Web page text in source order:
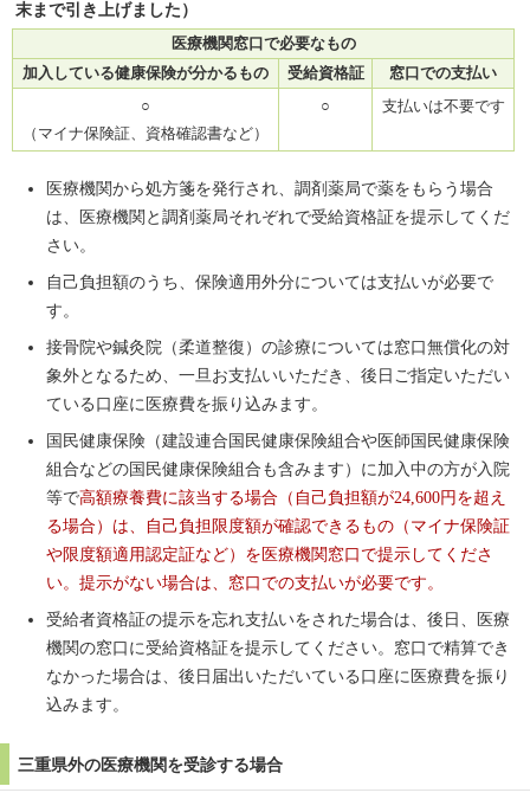
末まで引き上げました）
医療機関窓口で必要なもの
加入している健康保険が分かるもの
受給資格証
窓口での支払い
○
（マイナ保険証、資格確認書など）
○ 支払いは不要です
医療機関から処方箋を発行され、調剤薬局で薬をもらう場合
は、医療機関と調剤薬局それぞれで受給資格証を提示してくだ
さい。
自己負担額のうち、保険適用外分については支払いが必要で
す。
接骨院や鍼灸院（柔道整復）の診療については窓口無償化の対
象外となるため、一旦お支払いいただき、後日ご指定いただい
ている口座に医療費を振り込みます。
国民健康保険（建設連合国民健康保険組合や医師国民健康保険
組合などの国民健康保険組合も含みます）に加入中の方が入院
等で高額療養費に該当する場合（自己負担額が24,600円を超え
る場合）は、自己負担限度額が確認できるもの（マイナ保険証
や限度額適用認定証など）を医療機関窓口で提示してくださ
い。提示がない場合は、窓口での支払いが必要です。
受給者資格証の提示を忘れ支払いをされた場合は、後日、医療
機関の窓口に受給資格証を提示してください。窓口で精算でき
なかった場合は、後日届出いただいている口座に医療費を振り
込みます。
三重県外の医療機関を受診する場合